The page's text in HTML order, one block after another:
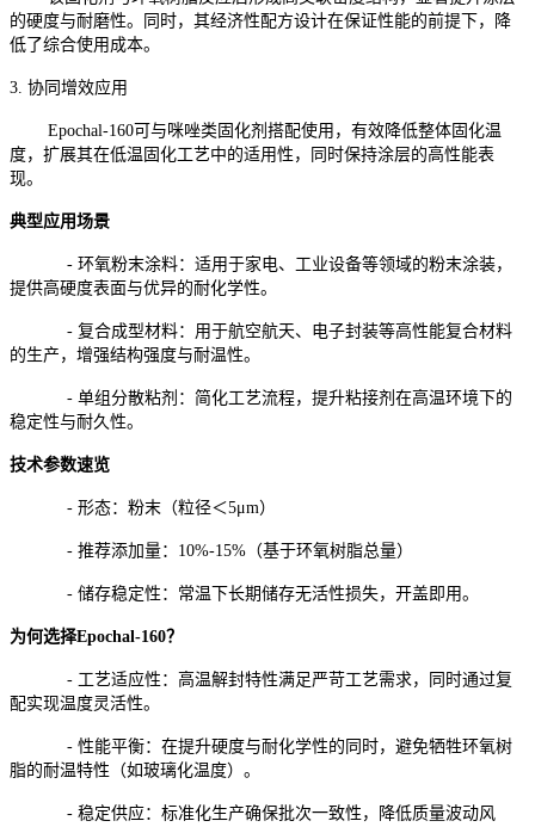
的硬度与耐磨性。同时，其经济性配方设计在保证性能的前提下，降
低了综合使用成本。
3. 协同增效应用
Epochal-160可与咪唑类固化剂搭配使用，有效降低整体固化温
度，扩展其在低温固化工艺中的适用性，同时保持涂层的高性能表
现。
典型应用场景
- 环氧粉末涂料：适用于家电、工业设备等领域的粉末涂装，
提供高硬度表面与优异的耐化学性。
- 复合成型材料：用于航空航天、电子封装等高性能复合材料
的生产，增强结构强度与耐温性。
- 单组分散粘剂：简化工艺流程，提升粘接剂在高温环境下的
稳定性与耐久性。
技术参数速览
- 形态：粉末（粒径＜5μm）
- 推荐添加量：10%-15%（基于环氧树脂总量）
- 储存稳定性：常温下长期储存无活性损失，开盖即用。
为何选择Epochal-160？
- 工艺适应性：高温解封特性满足严苛工艺需求，同时通过复
配实现温度灵活性。
- 性能平衡：在提升硬度与耐化学性的同时，避免牺牲环氧树
脂的耐温特性（如玻璃化温度）。
- 稳定供应：标准化生产确保批次一致性，降低质量波动风